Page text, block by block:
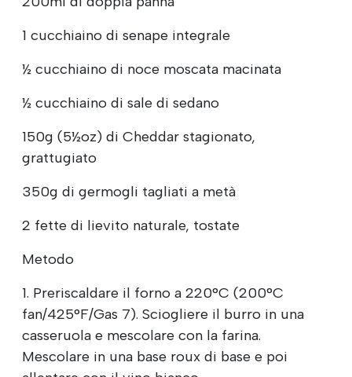
1 cucchiaino di senape integrale
½ cucchiaino di noce moscata macinata
½ cucchiaino di sale di sedano
150g (5½oz) di Cheddar stagionato,
grattugiato
350g di germogli tagliati a metà
2 fette di lievito naturale, tostate
Metodo
1. Preriscaldare il forno a 220°C (200°C
fan/425°F/Gas 7). Sciogliere il burro in una
casseruola e mescolare con la farina.
Mescolare in una base roux di base e poi